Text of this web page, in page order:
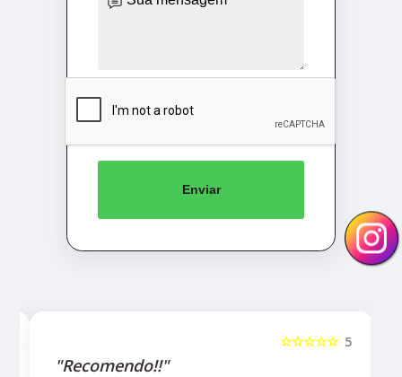
Enviar
5
☆☆☆☆☆
"Recomendo!!!"